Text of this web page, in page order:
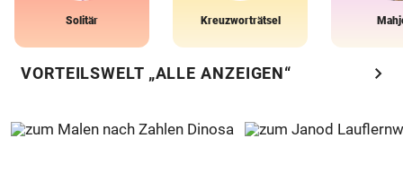
Solitär Kreuzworträtsel
VORTEILSWELT „ALLE ANZEIGEN“ chevron_right